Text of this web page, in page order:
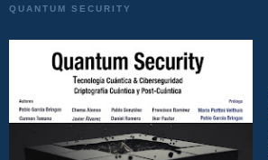
QUANTUM SECURITY